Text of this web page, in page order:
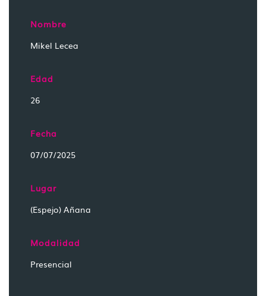
Nombre
Mikel Lecea
Edad
26
Fecha
07/07/2025
Lugar
(Espejo) Añana
Modalidad
Presencial